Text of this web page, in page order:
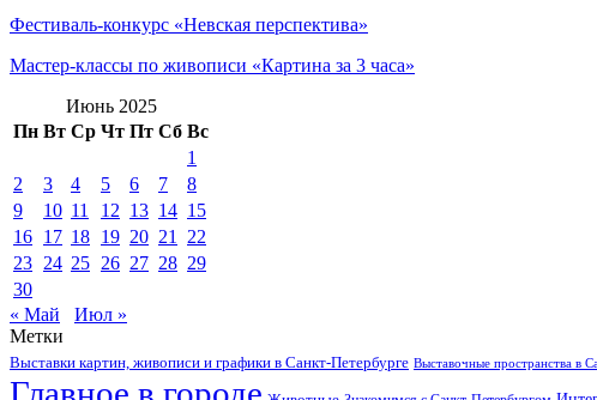
Фестиваль-конкурс «Невская перспектива»
Мастер-классы по живописи «Картина за 3 часа»
Июнь 2025
Пн Вт Ср Чт Пт Сб Вс
1
2
3 4 5 6 7
8
9
10 11 12 13 14 15
16 17 18 19 20 21
22
23 24 25 26 27 28 29
30
« Май
Июл »
Метки
Выставки картин, живописи и графики в Санкт-Петербурге Выставочные пространства в
Главное в городе